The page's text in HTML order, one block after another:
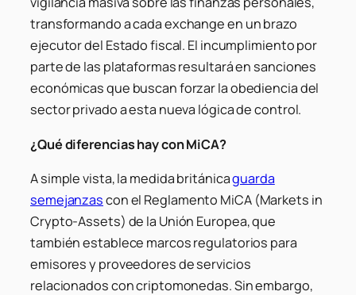
transformando a cada exchange en un brazo
ejecutor del Estado fiscal. El incumplimiento por
parte de las plataformas resultará en sanciones
económicas que buscan forzar la obediencia del
sector privado a esta nueva lógica de control.
¿Qué diferencias hay con MiCA?
A simple vista, la medida británicaguarda
semejanzascon el Reglamento MiCA (Markets in
Crypto-Assets) de la Unión Europea, que
también establece marcos regulatorios para
emisores y proveedores de servicios
relacionados con criptomonedas. Sin embargo,